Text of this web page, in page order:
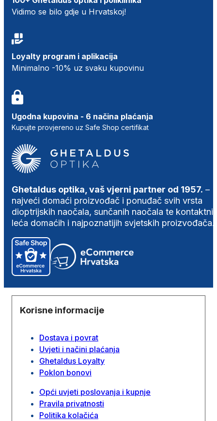
Vidimo se bilo gdje u Hrvatskoj!
Loyalty program i aplikacija
Minimalno -10% uz svaku kupovinu
Ugodna kupovina - 6 načina plaćanja
Kupujte provjereno uz Safe Shop certifikat
Ghetaldus optika, vaš vjerni partner od 1957. –
najveći domaći proizvođač i ponuđač svih vrsta
dioptrijskih naočala, sunčanih naočala te
leća domaćih i najpoznatijih svjetskih proizvođača.
Korisne informacije
Dostava i povrat
Uvjeti i načini plaćanja
Ghetaldus Loyalty
Poklon bonovi
Opći uvjeti poslovanja i kupnje
Pravila privatnosti
Politika kolačića